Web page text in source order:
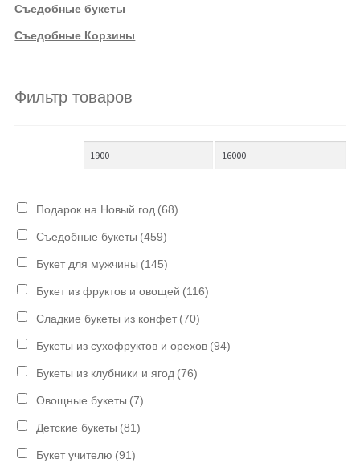
Съедобные букеты
Съедобные Корзины
Фильтр товаров
Подарок на Новый год (68)
Съедобные букеты (459)
Букет для мужчины (145)
Букет из фруктов и овощей (116)
Сладкие букеты из конфет (70)
Букеты из сухофруктов и орехов (94)
Букеты из клубники и ягод (76)
Овощные букеты (7)
Детские букеты (81)
Букет учителю (91)